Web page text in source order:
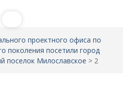
проектного офиса по
поколения посетили город
поселок Милославское > 2